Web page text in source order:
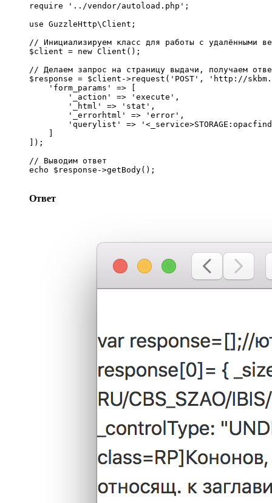
require '../vendor/autoload.php';
use GuzzleHttp\Client;
// Инициализируем класс для работы с удалёнными
$client = new Client();
// Делаем запрос на страницу выдачи, получаем
$response = $client->request('POST', 'http://
    'form_params' => [
        '_action' => 'execute',
        '_html' => 'stat',
        '_errorhtml' => 'error',
'querylist' =>
]);
// Выводим ответ
echo $response->getBody();
Ответ